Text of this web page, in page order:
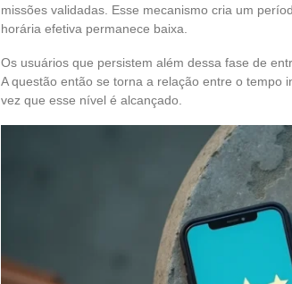
missões validadas. Esse mecanismo cria um
horária efetiva permanece baixa.
Os usuários que persistem além dessa fase de
A questão então se torna a relação entre o tempo
vez que esse nível é alcançado.